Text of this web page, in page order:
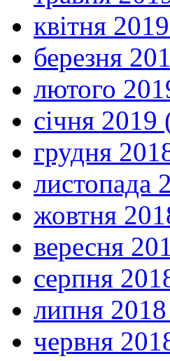
квітня
березня
лютого
січня 2019
грудня
листопада
жовтня
вересня
серпня
липня
червня